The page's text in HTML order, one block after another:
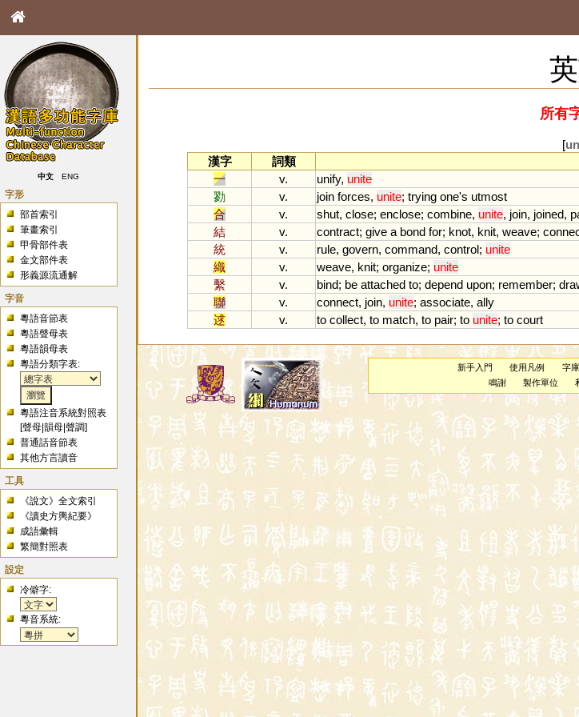
中文 ENG
字形
部首索引
筆畫索引
甲骨部件表
金文部件表
形義源流通解
字音
粵語音節表
粵語聲母表
粵語韻母表
粵語分類字表:
粵語注音系統對照表
[聲母 |韻母 |聲調]
普通話音節表
其他方言讀音
工具
《說文》全文索引
《讀史方輿紀要》
成語彙輯
繁簡對照表
設定
冷僻字:
粵音系統:
所有
[
漢字
詞類
一
v. unify, unite
勠
v. join forces, unite; trying one's utmost
合
v. shut, close; enclose; combine, unite, join, joined,
結
v. contract; give a bond for; knot, knit, weave;
統
v. rule, govern, command, control; unite
織
v. weave, knit; organize; unite
繫
v. bind; be attached to; depend upon; remember;
聯
v. connect, join, unite; associate, ally
逑
v. to collect, to match, to pair; to unite; to court
新手入門 使用凡例 字
鳴謝
製作單位